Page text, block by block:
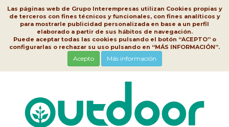
Las páginas web de Grupo Interempresas utilizan Cookies propias y
de terceros con fines técnicos y funcionales, con fines analíticos y
para mostrarle publicidad personalizada en base a un perfil
elaborado a partir de sus hábitos de navegación.
Puede aceptar todas las cookies pulsando el botón “ACEPTO” o
configurarlas o rechazar su uso pulsando en “MÁS INFORMACIÓN”.
Acepto Más información